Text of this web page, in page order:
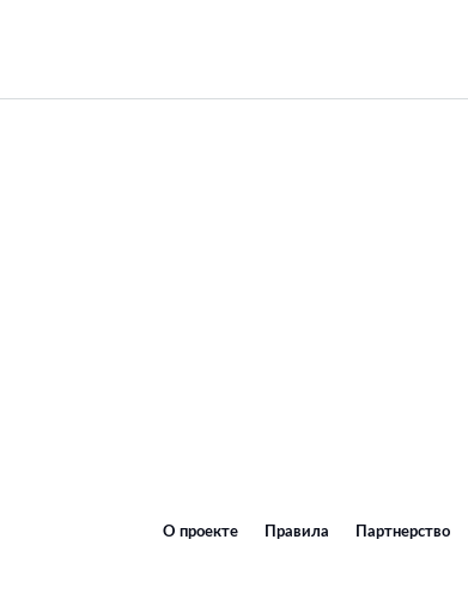
О проекте Правила Партнерство